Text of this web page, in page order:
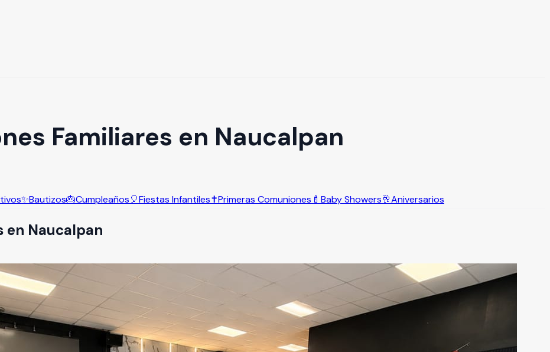
Familiares en Naucalpan
✨Bautizos🎂Cumpleaños🎈Fiestas Infantiles✝️Primeras Comuniones 🍼 Baby Showers🥂Aniversarios
en Naucalpan